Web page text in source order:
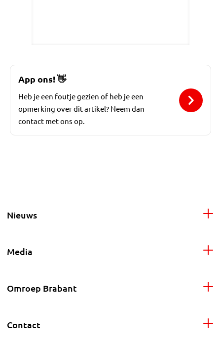
App ons!👋
Heb je een foutje gezien of heb je een
opmerking over dit artikel? Neem dan
contact met ons op.
Nieuws
Media
Omroep Brabant
Contact